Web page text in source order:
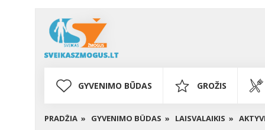
GYVENIMO BŪDAS GROŽIS
PRADŽIA » GYVENIMO BŪDAS » LAISVALAIKIS »